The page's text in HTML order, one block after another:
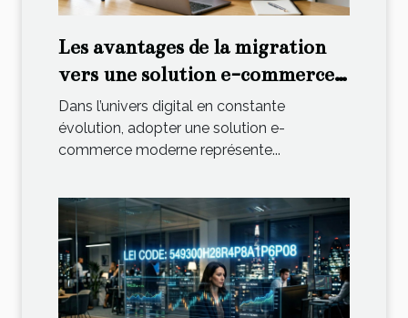
Les avantages de la migration
vers une solution e-commerce
moderne
Dans l’univers digital en constante
évolution, adopter une solution e-
commerce moderne représente...